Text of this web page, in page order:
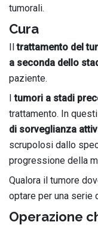
tumorali.
Cura
Iltrattamento del
a seconda dello
paziente.
Itumori a stadi
trattamento. In
di sorveglianza
scrupolosi dallo
progressione della
Qualora il tumore
optare per una serie
Operazione